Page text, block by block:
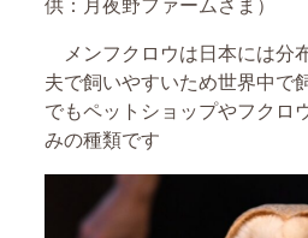
供：月夜野ファームさま）
メンフクロウは日本には分
夫で飼いやすいため世界中で
でもペットショップやフクロ
みの種類です